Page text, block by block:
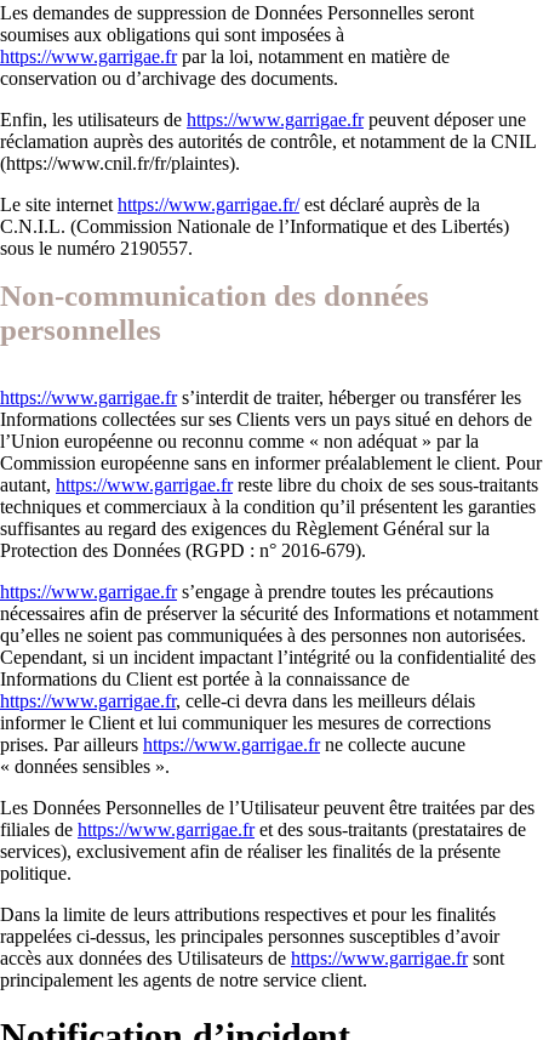
Les demandes de suppression de Données Personnelles seront
soumises aux obligations qui sont imposées à
https://www.garrigae.frpar la loi, notamment en matière de
conservation ou d’archivage des documents.
Enfin, les utilisateurs de https://www.garrigae.frpeuvent déposer une
réclamation auprès des autorités de contrôle, et notamment de la CNIL
(https://www.cnil.fr/fr/plaintes).
Le site internet https://www.garrigae.fr/est déclaré auprès de la
C.N.I.L. (Commission Nationale de l’Informatique et des Libertés)
sous le numéro 2190557.
Non-communication des données
personnelles
https://www.garrigae.frs’interdit de traiter, héberger ou transférer les
Informations collectées sur ses Clients vers un pays situé en dehors de
l’Union européenne ou reconnu comme « non adéquat » par la
Commission européenne sans en informer préalablement le client. Pour
autant, https://www.garrigae.frreste libre du choix de ses sous-traitants
techniques et commerciaux à la condition qu’il présentent les garanties
suffisantes au regard des exigences du Règlement Général sur la
Protection des Données (RGPD : n° 2016-679).
https://www.garrigae.frs’engage à prendre toutes les précautions
nécessaires afin de préserver la sécurité des Informations et notamment
qu’elles ne soient pas communiquées à des personnes non autorisées.
Cependant, si un incident impactant l’intégrité ou la confidentialité des
Informations du Client est portée à la connaissance de
https://www.garrigae.fr, celle-ci devra dans les meilleurs délais
informer le Client et lui communiquer les mesures de corrections
prises. Par ailleurs https://www.garrigae.frne collecte aucune
« données sensibles ».
Les Données Personnelles de l’Utilisateur peuvent être traitées par des
filiales de https://www.garrigae.fret des sous-traitants (prestataires de
services), exclusivement afin de réaliser les finalités de la présente
politique.
Dans la limite de leurs attributions respectives et pour les finalités
rappelées ci-dessus, les principales personnes susceptibles d’avoir
accès aux données des Utilisateurs de https://www.garrigae.frsont
principalement les agents de notre service client.